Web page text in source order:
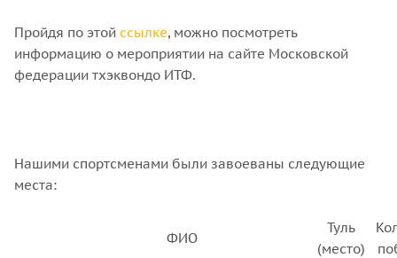
Пройдя по этой ссылке, можно посмотреть
информацию о мероприятии на сайте Московской
федерации тхэквондо ИТФ.
Нашими спортсменами были завоеваны следующие
места:
ФИО
Туль
(место)